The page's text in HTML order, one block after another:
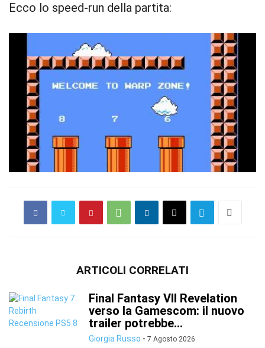
Ecco lo speed-run della partita:
ARTICOLI CORRELATI
Final Fantasy VII Revelation
verso la Gamescom: il nuovo
trailer potrebbe...
Giorgia Russo - 7 Agosto 2026